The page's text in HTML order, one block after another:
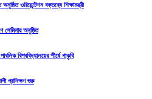
ওরিয়েন্টেশন বক্তব্যে শিক্ষামন্ত্রী
সেমিনার অনুষ্ঠিত
বিশ্ববিদ্যালয়ের শীর্ষে গাকৃবি
প্রশিক্ষণ শুরু